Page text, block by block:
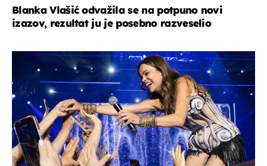
Blanka Vlašić odvažila se na potpuno novi
izazov, rezultat ju je posebno razveselio